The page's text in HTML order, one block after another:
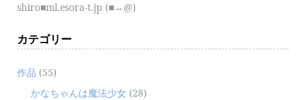
shiro■ml.esora-t.jp (■→@)
カテゴリー
作品 (55)
かなちゃんは魔法少女 (28)